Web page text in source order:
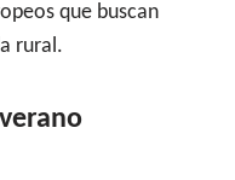
que buscan
rural.